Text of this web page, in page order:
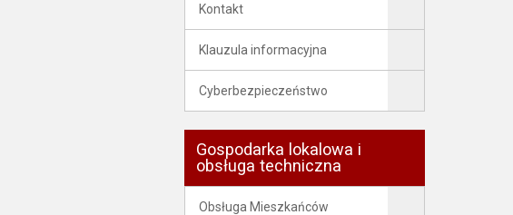
Kontakt
Klauzula informacyjna
Cyberbezpieczeństwo
Gospodarka lokalowa i
obsługa techniczna
Obsługa Mieszkańców